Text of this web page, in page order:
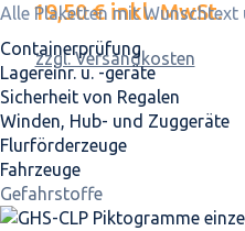
Alle Plaketten mit
Containerprüfung
Lagereinr. u. -geräte
Sicherheit von Regalen
Winden, Hub- und Zuggeräte
Flurförderzeuge
Fahrzeuge
Gefahrstoffe
19,50 €inkl. MwSt.
zzgl. Versandkosten